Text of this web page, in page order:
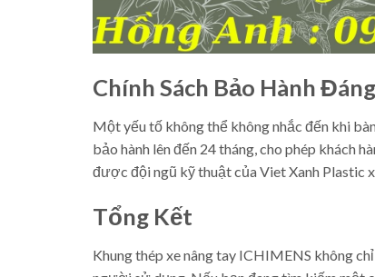
Chính Sách Bảo Hành
Một yếu tố không thể không nhắc đến khi
bảo hành lên đến 24 tháng, cho phép khách
được đội ngũ kỹ thuật của Viet Xanh Plastic
Tổng Kết
Khung thép xe nâng tay ICHIMENS không